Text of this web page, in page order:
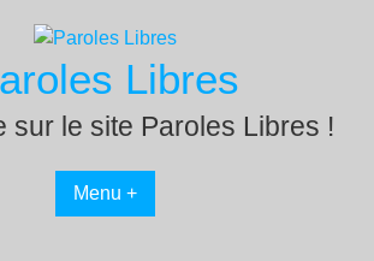
Libres
sur le site Paroles Libres !
Menu +